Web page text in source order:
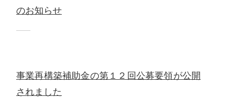
のお知らせ
事業再構築補助金の第１２回公募要領が公開
されました